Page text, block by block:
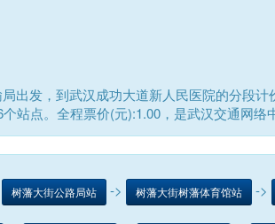
出发，到武汉成功大道新人民医院的分段
站点。全程票价(元):1.00，是武汉交通网络
树藩大街公路局站 -> 树藩大街树藩体育馆站 ->